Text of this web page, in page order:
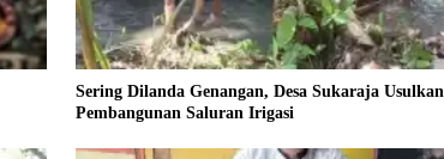
Sering Dilanda Genangan, Desa Sukaraja Usulkan
Pembangunan Saluran Irigasi